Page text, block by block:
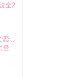
全2
恋し
登